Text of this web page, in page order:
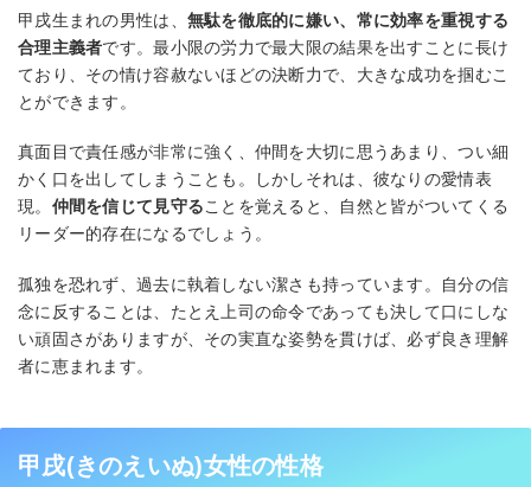
甲戌生まれの男性は、 無駄を徹底的に嫌い、常に効率を重視する
合理主義者です。最小限の労力で最大限の結果を出すことに長け
ており、その情け容赦ないほどの決断力で、大きな成功を掴むこ
とができます。
真面目で責任感が非常に強く、仲間を大切に思うあまり、つい細
かく口を出してしまうことも。しかしそれは、彼なりの愛情表
現。 仲間を信じて見守ることを覚えると、自然と皆がついてくる
リーダー的存在になるでしょう。
孤独を恐れず、過去に執着しない潔さも持っています。自分の信
念に反することは、たとえ上司の命令であっても決して口にしな
い頑固さがありますが、その実直な姿勢を貫けば、必ず良き理解
者に恵まれます。
甲戌(きのえいぬ)女性の性格